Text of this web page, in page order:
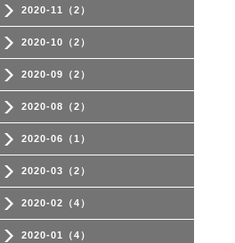
2020-11（2）
2020-10（2）
2020-09（2）
2020-08（2）
2020-06（1）
2020-03（2）
2020-02（4）
2020-01（4）